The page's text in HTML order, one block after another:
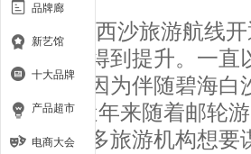
距离西沙旅游航线
再一次得到提升。一
群岛，因为伴随碧海白
夫”。近年来随着邮轮
成为很多旅游机构想要
品牌廊
新艺馆
十大品牌
产品超市
电商大会